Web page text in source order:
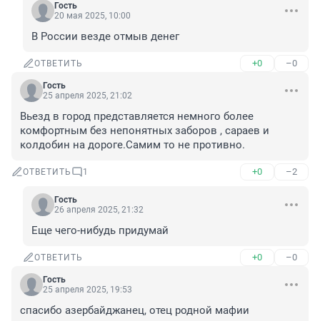
Гость
20 мая 2025, 10:00
В России везде отмыв денег
ОТВЕТИТЬ +0 –0
Гость
25 апреля 2025, 21:02
Вьезд в город представляется немного более
комфортным без непонятных заборов , сараев и
колдобин на дороге.Самим то не противно.
ОТВЕТИТЬ 1 +0 –2
Гость
26 апреля 2025, 21:32
Еще чего-нибудь придумай
ОТВЕТИТЬ +0 –0
Гость
25 апреля 2025, 19:53
спасибо азербайджанец, отец родной мафии